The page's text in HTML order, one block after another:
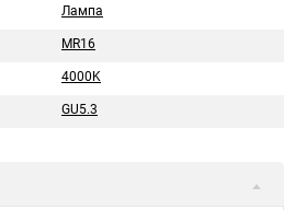
Лампа
MR16
4000K
GU5.3